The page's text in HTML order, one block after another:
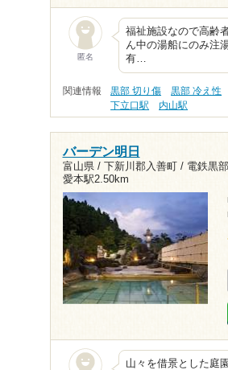
匿名
福祉施設なので高齢
ん中の湯船にのみ注
有…
関連情報 黒部 切り傷 黒部 冷え性
下立口駅
内山駅
バーデン明日
富山県 / 下新川郡入善町 / 電鉄黒
愛本駅2.50km
山々を借景とした庭